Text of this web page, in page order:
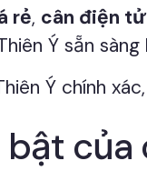
rẻ, cân điện
Ý sẵn